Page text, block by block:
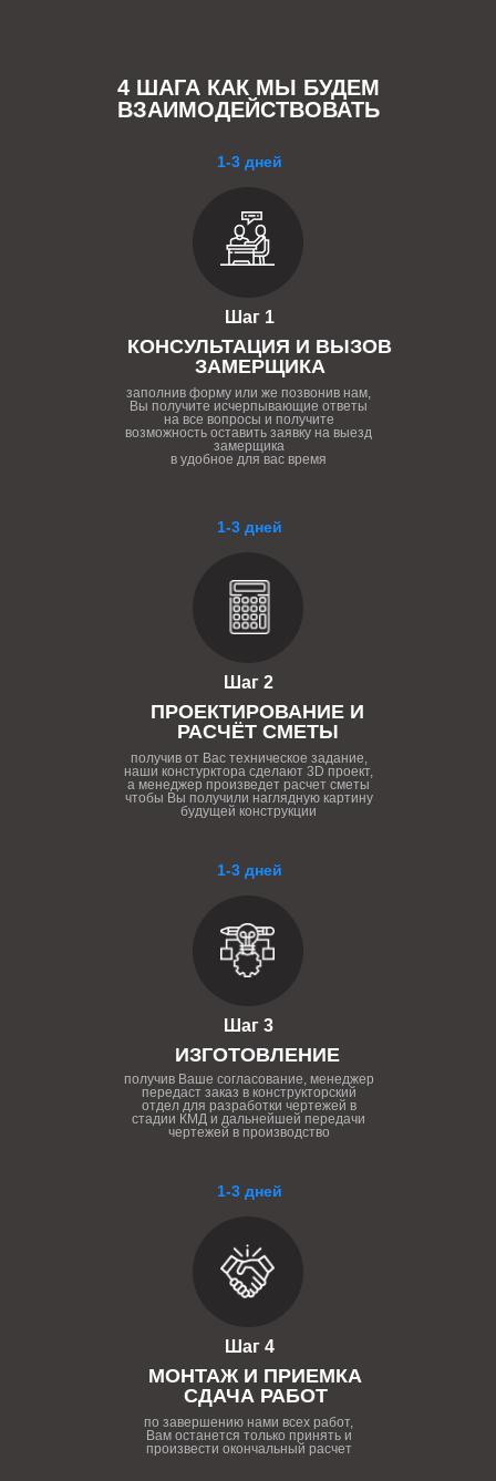
4 ШАГА КАК МЫ БУДЕМ
ВЗАИМОДЕЙСТВОВАТЬ
1-3 дней
Шаг 4
МОНТАЖ И ПРИЕМКА
СДАЧА РАБОТ
по завершению нами всех работ,
Вам останется только принять и
произвести окончальный расчет
1-3 дней
Шаг 3
ИЗГОТОВЛЕНИЕ
получив Ваше согласование, менеджер
передаст заказ в конструкторский
отдел для разработки чертежей в
стадии КМД и дальнейшей передачи
чертежей в производство
1-3 дней
Шаг 2
ПРОЕКТИРОВАНИЕ И
РАСЧЁТ СМЕТЫ
получив от Вас техническое задание,
наши констурктора сделают 3D проект,
а менеджер произведет расчет сметы
чтобы Вы получили наглядную картину
будущей конструкции
1-3 дней
Шаг 1
КОНСУЛЬТАЦИЯ И ВЫЗОВ
ЗАМЕРЩИКА
заполнив форму или же позвонив нам,
Вы получите исчерпывающие ответы
на все вопросы и получите
возможность оставить заявку на выезд
замерщика
в удобное для вас время